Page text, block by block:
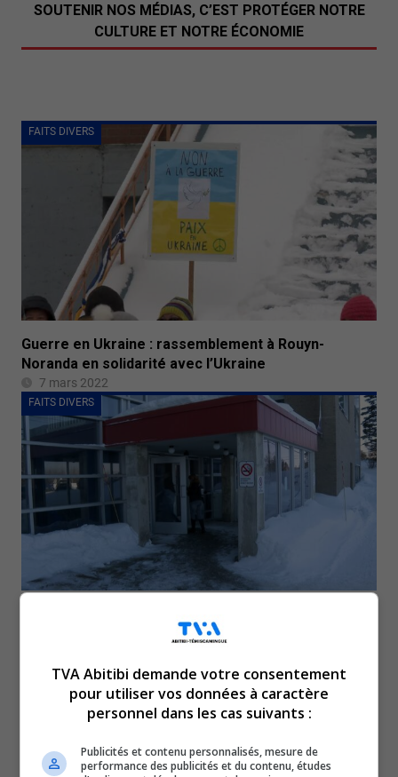
FAITS DIVERS
Guerre en Ukraine : rassemblement à Rouyn-
Noranda en solidarité avec l’Ukraine
7 mars 2022
FAITS DIVERS
SOUTENIR NOS MÉDIAS, C’EST PROTÉGER NOTRE
CULTURE ET NOTRE ÉCONOMIE
TVA Abitibi demande votre consentement
pour utiliser vos données à caractère
personnel dans les cas suivants :
Publicités et contenu personnalisés, mesure de
performance des publicités et du contenu, études